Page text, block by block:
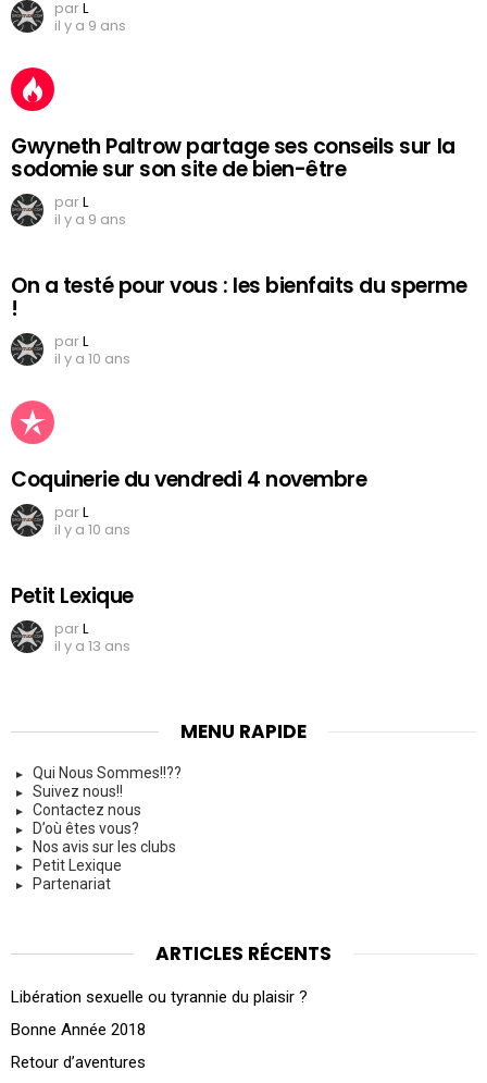
parL
il y a 9 ans
Gwyneth Paltrow partage ses conseils sur la
sodomie sur son site de bien-être
parL
il y a 9 ans
On a testé pour vous : les bienfaits du sperme
!
parL
il y a 10 ans
Coquinerie du vendredi 4 novembre
parL
il y a 10 ans
Petit Lexique
parL
il y a 13 ans
MENU RAPIDE
Qui Nous Sommes!!??
Suivez nous!!
Contactez nous
D’où êtes vous?
Nos avis sur les clubs
Petit Lexique
Partenariat
ARTICLES RÉCENTS
Libération sexuelle ou tyrannie du plaisir ?
Bonne Année 2018
Retour d’aventures